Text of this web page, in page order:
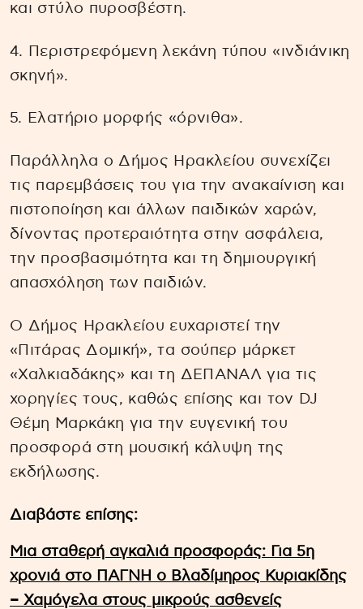
και στύλο πυροσβέστη.
4. Περιστρεφόμενη λεκάνη τύπου «ινδιάνικη
σκηνή».
5. Ελατήριο μορφής «όρνιθα».
Παράλληλα ο Δήμος Ηρακλείου συνεχίζει
τις παρεμβάσεις του για την ανακαίνιση και
πιστοποίηση και άλλων παιδικών χαρών,
δίνοντας προτεραιότητα στην ασφάλεια,
την προσβασιμότητα και τη δημιουργική
απασχόληση των παιδιών.
Ο Δήμος Ηρακλείου ευχαριστεί την
«Πιτάρας Δομική», τα σούπερ μάρκετ
«Χαλκιαδάκης» και τη ΔΕΠΑΝΑΛ για τις
χορηγίες τους, καθώς επίσης και τον DJ
Θέμη Μαρκάκη για την ευγενική του
προσφορά στη μουσική κάλυψη της
εκδήλωσης.
Διαβάστε επίσης:
Μια σταθερή αγκαλιά προσφοράς: Για 5η
χρονιά στο ΠΑΓΝΗ ο Βλαδίμηρος Κυριακίδης
– Χαμόγελα στους μικρούς ασθενείς